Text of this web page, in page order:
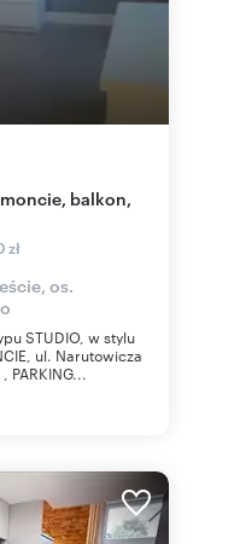
zł
os.
STUDIO, w stylu
ul. Narutowicza
PARKING...